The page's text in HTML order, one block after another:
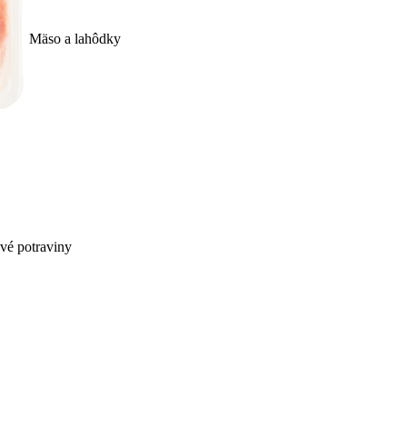
Mäso a lahôdky
potraviny